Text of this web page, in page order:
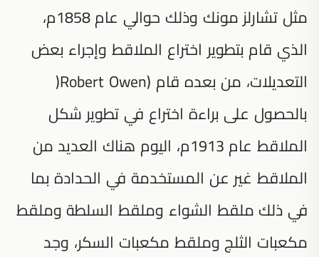
مثل تشارلز مونك وذلك حوالي عام 1858م،
الذي قام بتطوير اختراع الملاقط وإجراء بعض
التعديلات، من بعده قام (Robert Owen(
بالحصول على براءة اختراع في تطوير شكل
الملاقط عام 1913م، اليوم هناك العديد من
الملاقط غير عن المستخدمة في الحدادة بما
في ذلك ملقط الشواء وملقط السلطة وملقط
مكعبات الثلج وملقط مكعبات السكر، وجد